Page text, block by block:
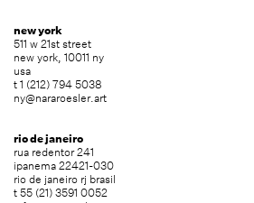
new york
511 w 21st street
new york, 10011 ny
usa
t 1 (212) 794 5038
ny@nararoesler.art
rio de janeiro
rua redentor 241
ipanema 22421-030
rio de janeiro rj brasil
t 55 (21) 3591 0052